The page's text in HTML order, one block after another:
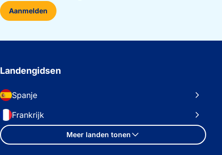
Aanmelden
Landengidsen
Spanje
Frankrijk
Meer landen tonen